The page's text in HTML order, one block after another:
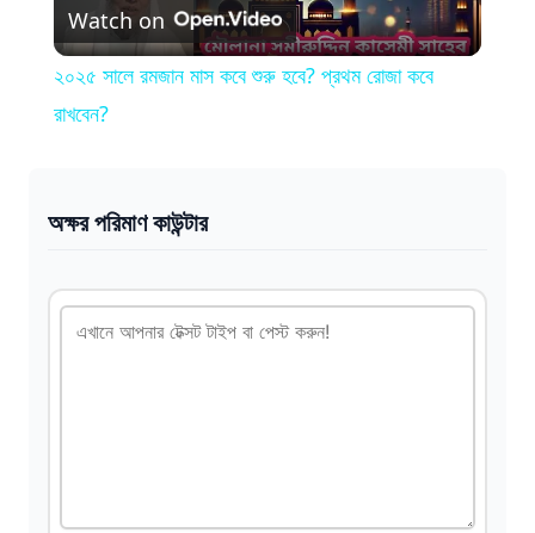
l
i
Watch on
২০২৫ সালে রমজান মাস কবে শুরু হবে? প্রথম রোজা কবে
রাখবেন?
অক্ষর পরিমাণ কাউন্টার